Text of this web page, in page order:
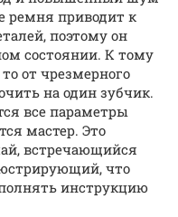
ремня приводит к
поэтому он
состоянии. К тому
от чрезмерного
на один зубчик.
все параметры
мастер. Это
встречающийся
что
инструкцию